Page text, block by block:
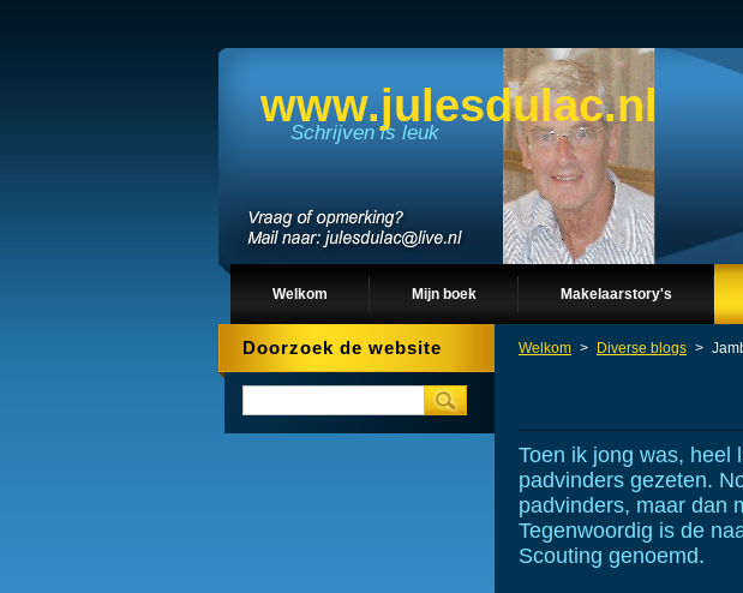
www.julesdulac.nl
Schrijven is leuk
Welkom Mijn boek Makelaarstory's
Welkom > Diverse blogs >
Toen ik jong was, heel
padvinders gezeten.
padvinders, maar dan
Tegenwoordig is de
Scouting genoemd.
Doorzoek de website